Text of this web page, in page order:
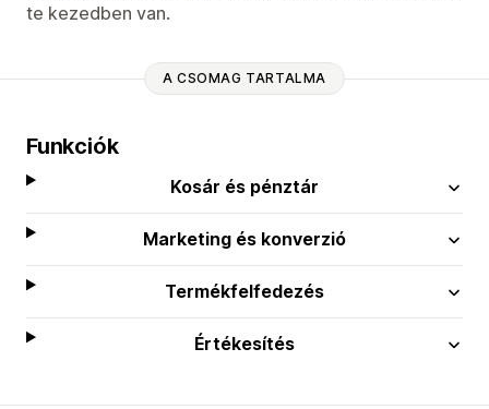
te kezedben van.
A CSOMAG TARTALMA
Funkciók
Kosár és pénztár
Marketing és konverzió
Termékfelfedezés
Értékesítés